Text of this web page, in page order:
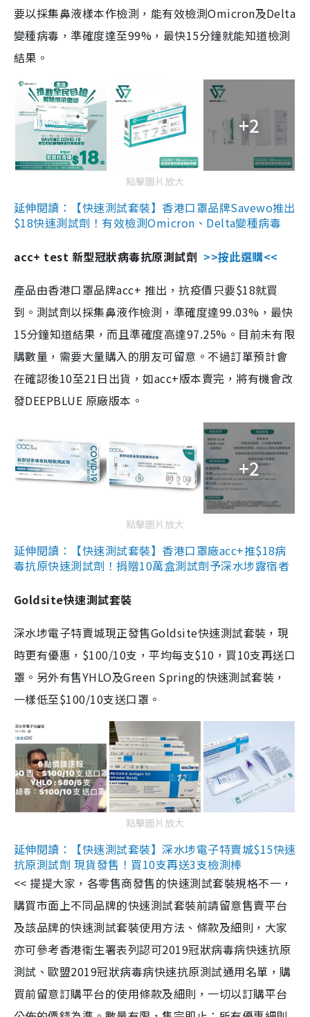
要以採集鼻液樣本作檢測，能有效檢測Omicron及Delta
變種病毒，準確度達至99%，最快15分鐘就能知道檢測
結果。
+2
點擊圖片放大
延伸閱讀：【快速測試套裝】香港口罩品牌Savewo推出
$18快速測試劑！有效檢測Omicron、Delta變種病毒
acc+ test 新型冠狀病毒抗原測試劑 >>按此選購<<
產品由香港口罩品牌acc+ 推出，抗疫價只要$18就買
到。測試劑以採集鼻液作檢測，準確度達99.03%，最快
15分鐘知道結果，而且準確度高達97.25%。目前未有限
購數量，需要大量購入的朋友可留意。不過訂單預計會
在確認後10至21日出貨，如acc+版本賣完，將有機會改
發DEEPBLUE 原廠版本。
+2
點擊圖片放大
延伸閱讀：【快速測試套裝】香港口罩廠acc+推$18病
毒抗原快速測試劑！捐贈10萬盒測試劑予深水埗露宿者
Goldsite快速測試套裝
深水埗電子特賣城現正發售Goldsite快速測試套裝，現
時更有優惠，$100/10支，平均每支$10，買10支再送口
罩。另外有售YHLO及Green Spring的快速測試套裝，
一樣低至$100/10支送口罩。
點擊圖片放大
延伸閱讀：【快速測試套裝】深水埗電子特賣城$15快速
抗原測試劑 現貨發售！買10支再送3支檢測棒
<< 提提大家，各零售商發售的快速測試套裝規格不一，
購買市面上不同品牌的快速測試套裝前請留意售賣平台
及該品牌的快速測試套裝使用方法、條款及細則，大家
亦可參考香港衞生署表列認可2019冠狀病毒病快速抗原
測試、歐盟2019冠狀病毒病快速抗原測試通用名單，購
買前留意訂購平台的使用條款及細則，一切以訂購平台